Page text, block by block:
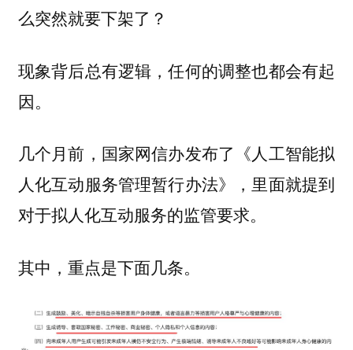
么突然就要下架了？
现象背后总有逻辑，任何的调整也都会有起
因。
几个月前，国家网信办发布了《人工智能拟
人化互动服务管理暂行办法》，里面就提到
对于拟人化互动服务的监管要求。
其中，重点是下面几条。